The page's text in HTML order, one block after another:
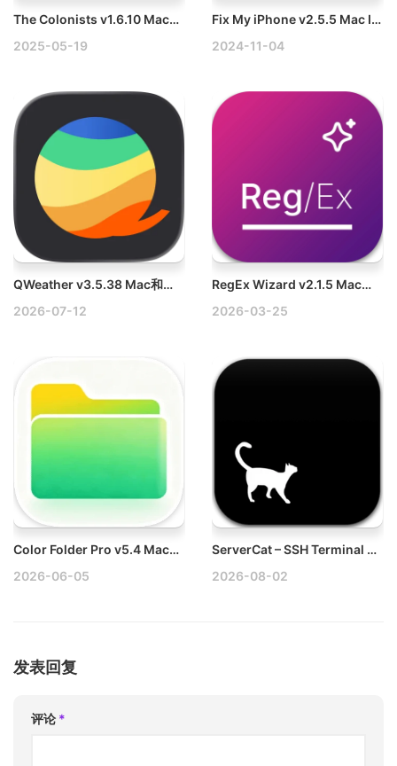
The Colonists v1.6.10 Mac殖民者模拟经营游戏
2025-05-19
Fix My iPhone v2.5.5 Mac IOS系统修复工具破解版
2024-11-04
QWeather v3.5.38 Mac和风天气
2026-07-12
RegEx Wizard v2.1.5 Mac正则表达式辅助工具破解版
2026-03-25
Color Folder Pro v5.4 Mac自定义文件夹颜色破解版
2026-06-05
ServerCat – SSH Terminal v26.7.5 Mac SSh终端，管理服务器和容器系统监控统计破解版
2026-08-02
发表回复
评论 *